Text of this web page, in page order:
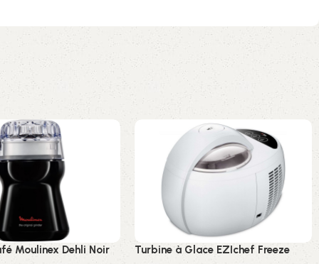
Moulinex Dehli Noir
Turbine à Glace EZIchef Freeze